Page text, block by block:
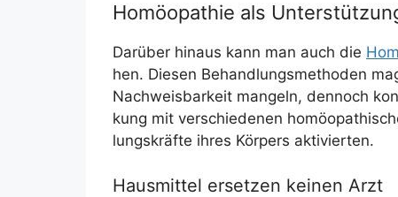
Homöopathie als
Dar­über hin­aus kann man auch die
hen. Die­sen Behand­lungs­me­tho­den
Nach­weis­bar­keit man­geln, den­noch
kung mit ver­schie­de­nen
lungs­kräf­te ihres Kör­pers aktivierten.
Hausmittel ersetzen keinen Arzt